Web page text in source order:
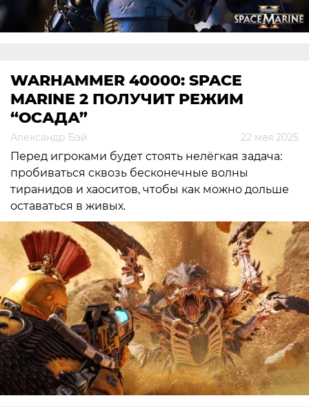
WARHAMMER 40000: SPACE
MARINE 2 ПОЛУЧИТ РЕЖИМ
“ОСАДА”
Александр Бэй 22 мая 2025
Перед игроками будет стоять нелёгкая задача:
пробиваться сквозь бесконечные волны
тиранидов и хаоситов, чтобы как можно дольше
оставаться в живых.